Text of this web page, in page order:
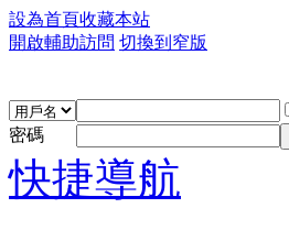
設為首頁收藏本站
開啟輔助訪問 切換到窄版
密碼
快捷導航